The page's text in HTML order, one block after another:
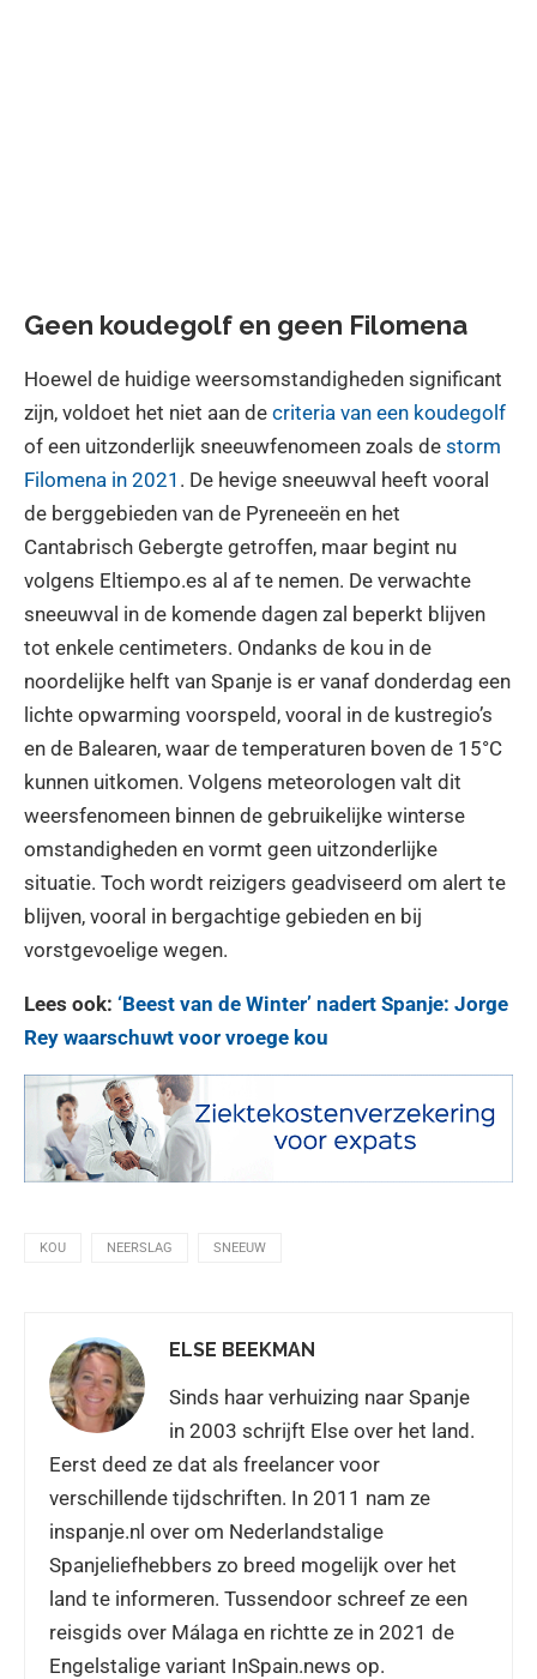
Geen koudegolf en geen Filomena
Hoewel de huidige weersomstandigheden significant
zijn, voldoet het niet aan de criteria van een koudegolf
of een uitzonderlijk sneeuwfenomeen zoals de storm
Filomena in 2021 . De hevige sneeuwval heeft vooral
de berggebieden van de Pyreneeën en het
Cantabrisch Gebergte getroffen, maar begint nu
volgens Eltiempo.es al af te nemen. De verwachte
sneeuwval in de komende dagen zal beperkt blijven
tot enkele centimeters. Ondanks de kou in de
noordelijke helft van Spanje is er vanaf donderdag een
lichte opwarming voorspeld, vooral in de kustregio’s
en de Balearen, waar de temperaturen boven de 15°C
kunnen uitkomen. Volgens meteorologen valt dit
weersfenomeen binnen de gebruikelijke winterse
omstandigheden en vormt geen uitzonderlijke
situatie. Toch wordt reizigers geadviseerd om alert te
blijven, vooral in bergachtige gebieden en bij
vorstgevoelige wegen.
Lees ook: ‘Beest van de Winter’ nadert Spanje: Jorge
Rey waarschuwt voor vroege kou
KOU NEERSLAG SNEEUW
ELSE BEEKMAN
Sinds haar verhuizing naar Spanje
in 2003 schrijft Else over het land.
Eerst deed ze dat als freelancer voor
verschillende tijdschriften. In 2011 nam ze
inspanje.nl over om Nederlandstalige
Spanjeliefhebbers zo breed mogelijk over het
land te informeren. Tussendoor schreef ze een
reisgids over Málaga en richtte ze in 2021 de
Engelstalige variant InSpain.news op.